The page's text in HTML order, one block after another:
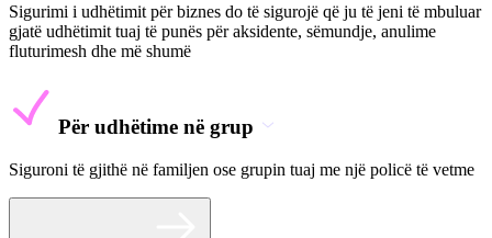
Sigurimi i udhëtimit për biznes do të sigurojë që ju të jeni të mbuluar
gjatë udhëtimit tuaj të punës për aksidente, sëmundje, anulime
fluturimesh dhe më shumë
Për udhëtime në grup
Siguroni të gjithë në familjen ose grupin tuaj me një policë të vetme